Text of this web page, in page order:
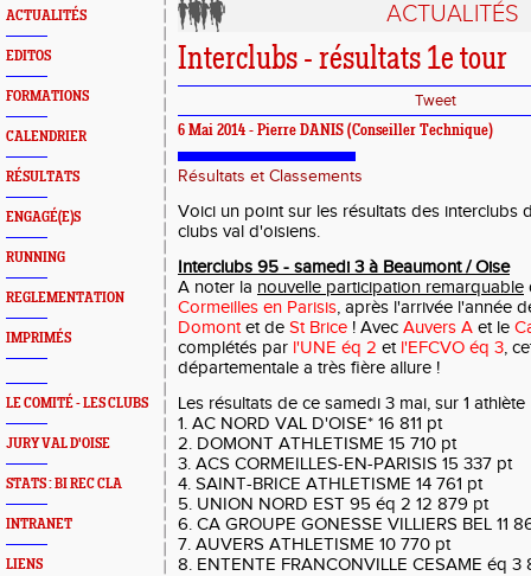
ACTUALITÉS
EDITOS
FORMATIONS
CALENDRIER
RÉSULTATS
ENGAGÉ(E)S
RUNNING
REGLEMENTATION
IMPRIMÉS
LE COMITÉ - LES CLUBS
JURY VAL D'OISE
STATS : BI REC CLA
INTRANET
LIENS
ACTUALITÉS
Interclubs - résultats 1e tour
Tweet
6 Mai 2014 - Pierre DANIS (Conseiller Technique)
Résultats et Classements
Voici un point sur les résultats des interclubs
clubs val d'oisiens.
Interclubs 95 - samedi 3 à Beaumont / Oise
A noter la nouvelle participation remarquable
Cormeilles en Parisis, après l'arrivée l'année
Domontet de St Brice ! Avec Auvers A et le
complétés par l'UNE éq 2 et l'EFCVO éq 3,
départementale a très fière allure !
Les résultats de ce samedi 3 mai, sur 1 athlète
1. AC NORD VAL D'OISE* 16 811 pt
2. DOMONT ATHLETISME 15 710 pt
3. ACS CORMEILLES-EN-PARISIS 15 337 pt
4. SAINT-BRICE ATHLETISME 14 761 pt
5. UNION NORD EST 95 éq 2 12 879 pt
6. CA GROUPE GONESSE VILLIERS BEL 11
7. AUVERS ATHLETISME 10 770 pt
8. ENTENTE FRANCONVILLE CESAME éq 3